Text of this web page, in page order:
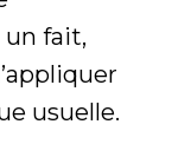
un fait,
usuelle.